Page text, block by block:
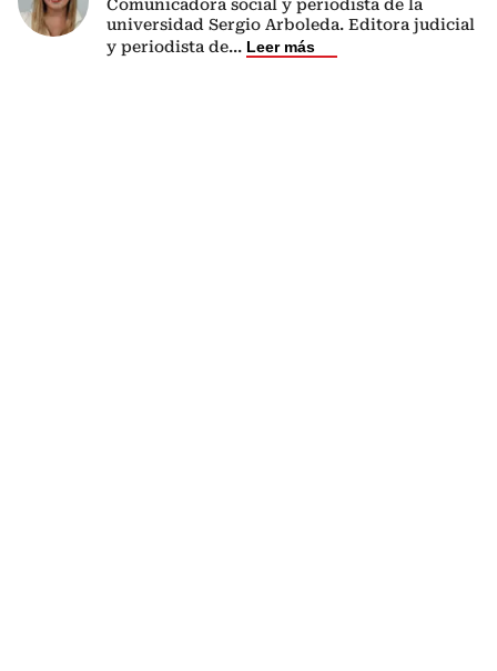
Comunicadora social y periodista de la
universidad Sergio Arboleda. Editora judicial
y periodista de... Leer más